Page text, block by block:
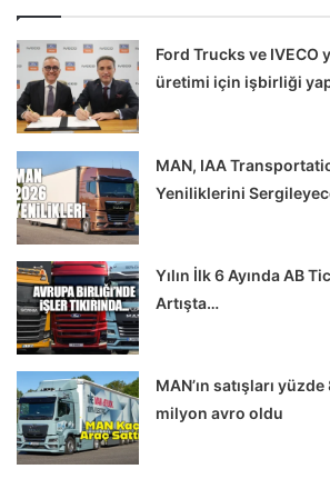
Ford Trucks ve IVECO
üretimi için işbirliği
MAN, IAA
Yeniliklerini
Yılın İlk 6 Ayında AB
Artışta…
MAN’ın satışları
milyon avro oldu